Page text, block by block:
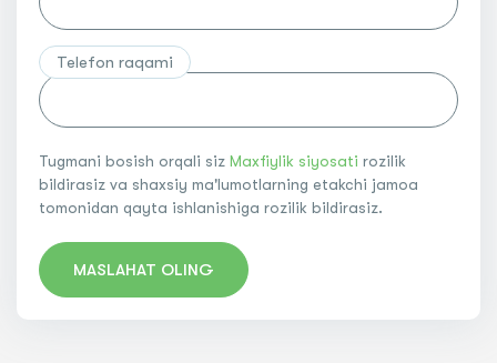
Telefon raqami
Tugmani bosish orqali siz Maxfiylik siyosati rozilik
bildirasiz va shaxsiy ma'lumotlarning etakchi jamoa
tomonidan qayta ishlanishiga rozilik bildirasiz.
MASLAHAT OLING